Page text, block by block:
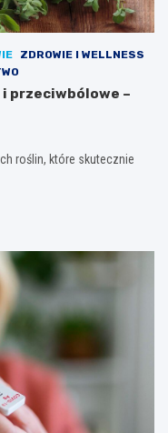
ZDROWIE I WELLNESS
przeciwbólowe –
roślin, które skutecznie